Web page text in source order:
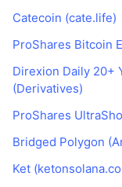
Catecoin (cate.life)
ProShares Bitcoin
Direxion Daily 20+
(Derivatives)
ProShares
Bridged Polygon
Ket